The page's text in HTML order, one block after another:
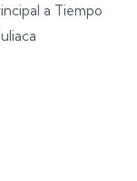
a Tiempo